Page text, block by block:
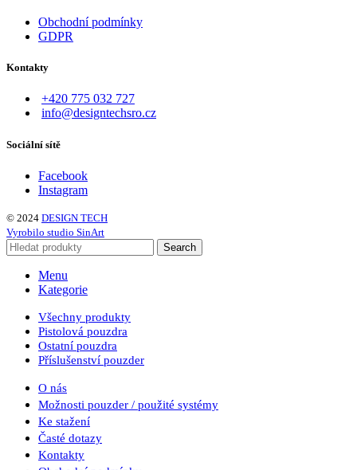
Obchodní podmínky
GDPR
Kontakty
+420 775 032 727
info@designtechsro.cz
Sociální sítě
Facebook
Instagram
© 2024 DESIGN TECH
Vyrobilo studio SinArt
Search
Menu
Kategorie
Všechny produkty
Pistolová pouzdra
Ostatní pouzdra
Příslušenství pouzder
O nás
Možnosti pouzder / použité systémy
Ke stažení
Časté dotazy
Kontakty